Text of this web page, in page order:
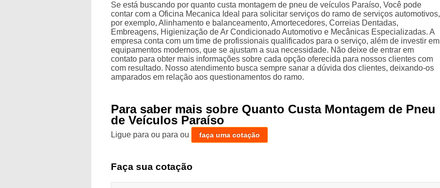
Se está buscando por quanto custa montagem de pneu de veículos Paraíso, Você pode
contar com a Oficina Mecanica Ideal para solicitar serviços do ramo de serviços automotivos,
por exemplo, Alinhamento e balanceamento, Amortecedores, Correias Dentadas,
Embreagens, Higienização de Ar Condicionado Automotivo e Mecânicas Especializadas. A
empresa conta com um time de profissionais qualificados para o serviço, além de investir em
equipamentos modernos, que se ajustam a sua necessidade. Não deixe de entrar em
contato para obter mais informações sobre cada opção oferecida para nossos clientes com
com resultado. Nosso atendimento busca sempre sanar a dúvida dos clientes, deixando-os
amparados em relação aos questionamentos do ramo.
Para saber mais sobre Quanto Custa Montagem de Pneu
de Veículos Paraíso
Ligue paraou paraou faça uma cotação
Faça sua cotação